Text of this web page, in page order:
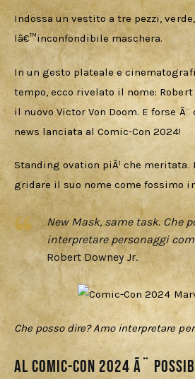
Indossa un vestito a tre pezzi,
lâ€™inconfondibile maschera.
In un gesto plateale e
tempo, ecco rivelato il nome: Robert
il nuovo Victor Von Doom. E forse
news lanciata al Comic-Con 2024!
Standing ovation piÃ¹ che meritata.
gridare il suo nome come fossimo
New Mask, same task. Che
interpretare personaggi
Robert Downey Jr.
Che posso dire? Amo interpretare
Al Comic-con 2024 Ã¨